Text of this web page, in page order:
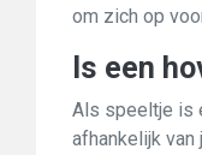
om zich op
Is een
Als speeltje is
afhankelijk van